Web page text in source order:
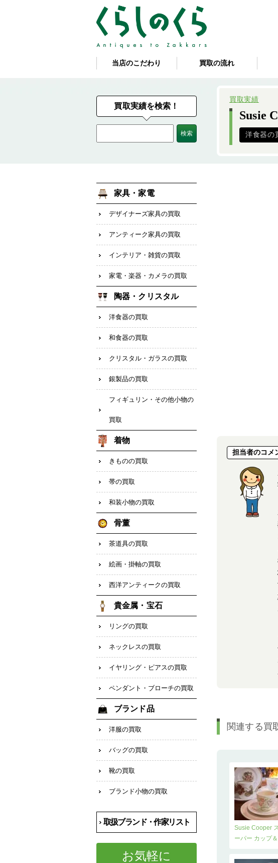
当店のこだわり 買取の流れ
買取実績
Susie
洋食器の
担当者のコメ
関連する買
Susie Cooper
ーパー カップ
買取実績を検索！
家具・家電
デザイナーズ家具の買取
アンティーク家具の買取
インテリア・雑貨の買取
家電・楽器・カメラの買取
陶器・クリスタル
洋食器の買取
和食器の買取
クリスタル・ガラスの買取
銀製品の買取
フィギュリン・その他小物の
買取
着物
きものの買取
帯の買取
和装小物の買取
骨董
茶道具の買取
絵画・掛軸の買取
西洋アンティークの買取
貴金属・宝石
リングの買取
ネックレスの買取
イヤリング・ピアスの買取
ペンダント・ブローチの買取
ブランド品
洋服の買取
バッグの買取
靴の買取
ブランド小物の買取
取扱ブランド・作家リスト
お気軽に